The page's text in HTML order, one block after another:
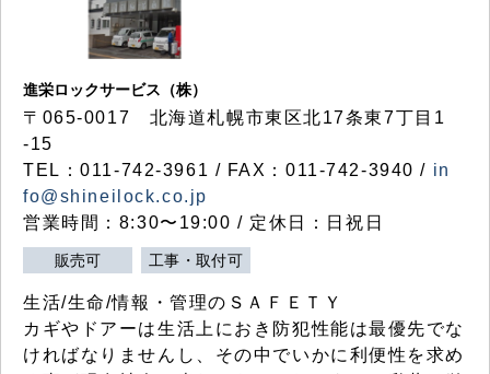
進栄ロックサービス（株）
〒065-0017 北海道札幌市東区北17条東7丁目1
-15
TEL：011-742-3961 / FAX：011-742-3940 / in
fo@shineilock.co.jp
営業時間：8:30〜19:00 / 定休日：日祝日
販売可 工事・取付可
生活/生命/情報・管理のＳＡＦＥＴＹ
カギやドアーは生活上におき防犯性能は最優先でな
ければなりませんし、その中でいかに利便性を求め